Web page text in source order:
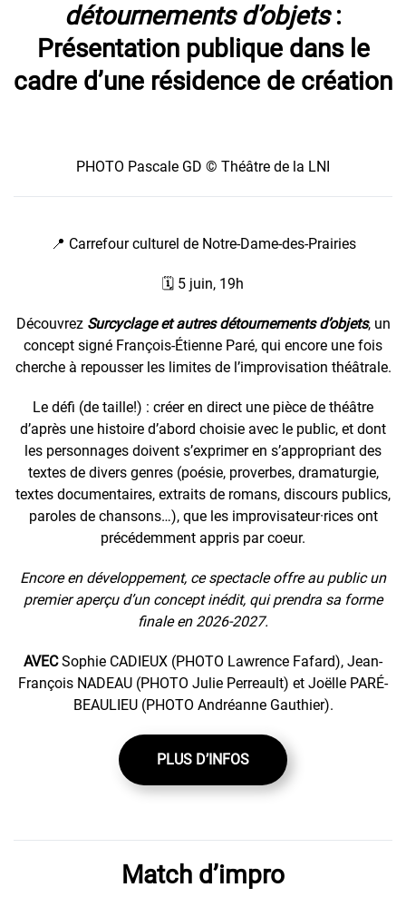
détournements d’objets:
Présentation publique dans le
cadre d’une résidence de création
PHOTO Pascale GD © Théâtre de la LNI
📍 Carrefour culturel de Notre-Dame-des-Prairies
🗓️ 5 juin, 19h
Découvrez Surcyclage et autres détournements d’objets, un
concept signé François-Étienne Paré, qui encore une fois
cherche à repousser les limites de l’improvisation théâtrale.
Le défi (de taille!) : créer en direct une pièce de théâtre
d’après une histoire d’abord choisie avec le public, et dont
les personnages doivent s’exprimer en s’appropriant des
textes de divers genres (poésie, proverbes, dramaturgie,
textes documentaires, extraits de romans, discours publics,
paroles de chansons…), que les improvisateur·rices ont
précédemment appris par coeur.
Encore en développement, ce spectacle offre au public un
premier aperçu d’un concept inédit, qui prendra sa forme
finale en 2026-2027.
AVEC Sophie CADIEUX (PHOTO Lawrence Fafard), Jean-
François NADEAU (PHOTO Julie Perreault) et Joëlle PARÉ-
BEAULIEU (PHOTO Andréanne Gauthier).
PLUS D’INFOS
Match d’impro